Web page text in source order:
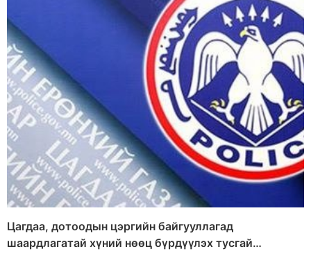
Цагдаа, дотоодын цэргийн байгууллагад
шаардлагатай хүний нөөц бүрдүүлэх тусгай